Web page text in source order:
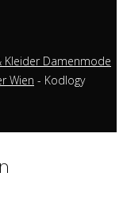
Kleider Damenmode
Wien - Kodlogy